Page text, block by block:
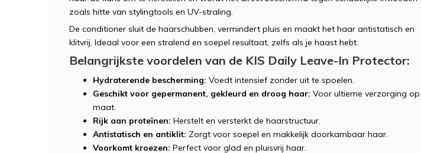
zoals hitte van stylingtools en UV-straling.
De conditioner sluit de haarschubben, vermindert pluis en maakt het haar antistatisch en
klitvrij. Ideaal voor een stralend en soepel resultaat, zelfs als je haast hebt.
Belangrijkste voordelen van de KIS Daily Leave-In Protector:
Hydraterende bescherming: Voedt intensief zonder uit te spoelen.
Geschikt voor gepermanent, gekleurd en droog haar: Voor ultieme verzorging op
maat.
Rijk aan proteïnen: Herstelt en versterkt de haarstructuur.
Antistatisch en antiklit: Zorgt voor soepel en makkelijk doorkambaar haar.
Voorkomt kroezen: Perfect voor glad en pluisvrij haar.